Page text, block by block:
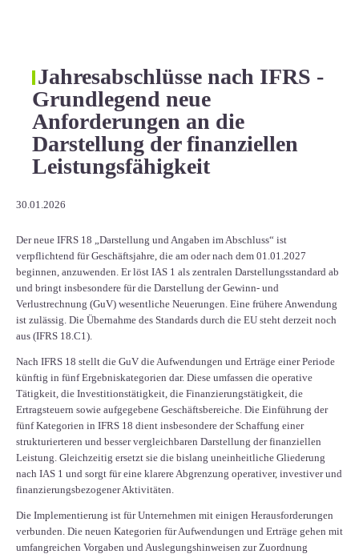
Jahresabschlüsse nach IFRS -
Grundlegend neue
Anforderungen an die
Darstellung der finanziellen
Leistungsfähigkeit
30.01.2026
Der neue IFRS 18 „Darstellung und Angaben im Abschluss“ ist
verpflichtend für Geschäftsjahre, die am oder nach dem 01.01.2027
beginnen, anzuwenden. Er löst IAS 1 als zentralen Darstellungsstandard ab
und bringt insbesondere für die Darstellung der Gewinn- und
Verlustrechnung (GuV) wesentliche Neuerungen. Eine frühere Anwendung
ist zulässig. Die Übernahme des Standards durch die EU steht derzeit noch
aus (IFRS 18.C1).
Nach IFRS 18 stellt die GuV die Aufwendungen und Erträge einer Periode
künftig in fünf Ergebniskategorien dar. Diese umfassen die operative
Tätigkeit, die Investitionstätigkeit, die Finanzierungstätigkeit, die
Ertragsteuern sowie aufgegebene Geschäftsbereiche. Die Einführung der
fünf Kategorien in IFRS 18 dient insbesondere der Schaffung einer
strukturierteren und besser vergleichbaren Darstellung der finanziellen
Leistung. Gleichzeitig ersetzt sie die bislang uneinheitliche Gliederung
nach IAS 1 und sorgt für eine klarere Abgrenzung operativer, investiver und
finanzierungsbezogener Aktivitäten.
Die Implementierung ist für Unternehmen mit einigen Herausforderungen
verbunden. Die neuen Kategorien für Aufwendungen und Erträge gehen mit
umfangreichen Vorgaben und Auslegungshinweisen zur Zuordnung